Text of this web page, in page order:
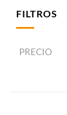
FILTROS
PRECIO